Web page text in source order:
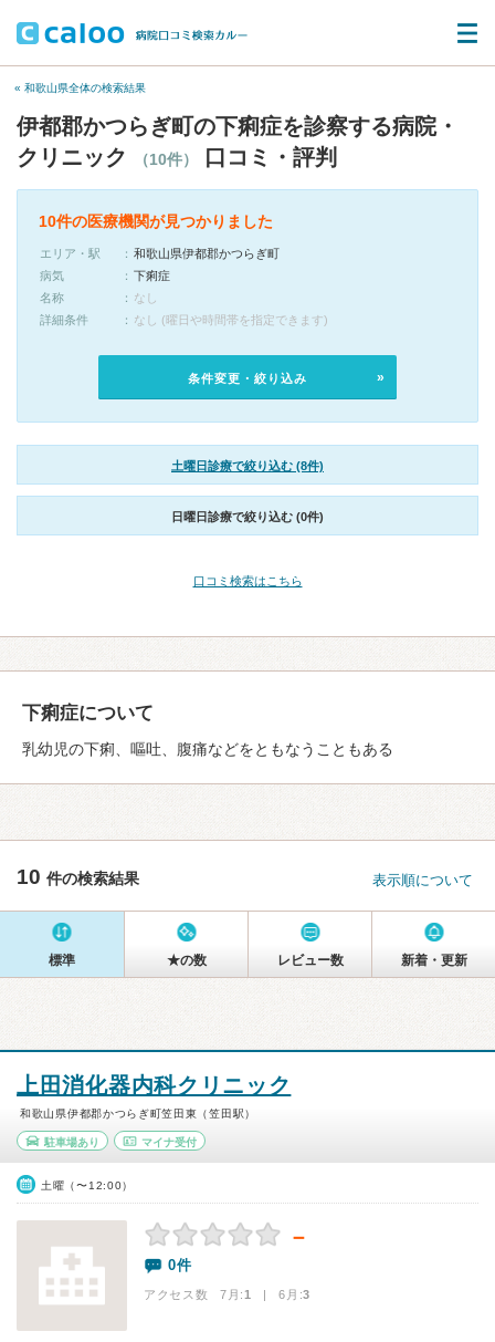
« 和歌山県全体の検索結果
伊都郡かつらぎ町の下痢症を診察する病院・
クリニック
（10件） 口コミ・評判
10件の医療機関が見つかりました
エリア・駅
和歌山県伊都郡かつらぎ町
病気
下痢症
名称
なし
詳細条件
なし (曜日や時間帯を指定できます)
条件変更・絞り込み
土曜日診療で絞り込む (8件)
日曜日診療で絞り込む (0件)
口コミ検索はこちら
下痢症について
乳幼児の下痢、嘔吐、腹痛などをともなうこともある
10 件の検索結果 表示順について
標準 ★の数 レビュー数 新着・更新
上田消化器内科クリニック
和歌山県伊都郡かつらぎ町笠田東（笠田駅）
駐車場あり マイナ受付
土曜（〜12:00）
－
0件
アクセス数 7月:1 | 6月:3